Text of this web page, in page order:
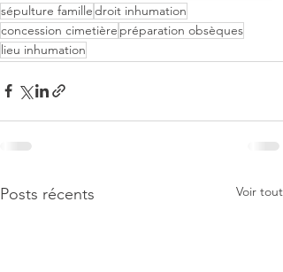
sépulture familledroit inhumation
concession cimetière préparation obsèques
lieu inhumation
Posts récents Voir tout